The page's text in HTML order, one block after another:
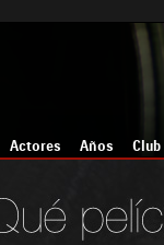
Actores Años Club